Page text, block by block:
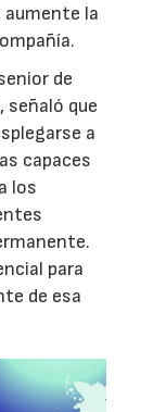
aumente la
de
señaló que
a
capaces
los
para
de esa